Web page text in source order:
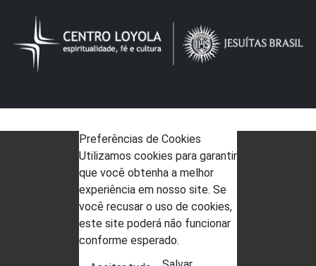
Preferências de Cookies
Utilizamos cookies para garantir
que você obtenha a melhor
experiência em nosso site. Se
você recusar o uso de cookies,
este site poderá não funcionar
conforme esperado.